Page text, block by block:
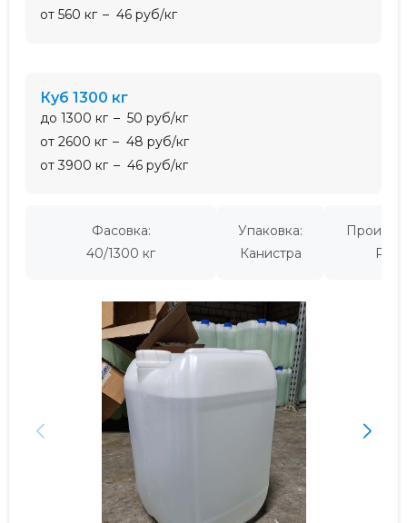
Фасовка:
40/1300 кг
Упаковка:
Канистра
от 560 кг
46 руб/кг
Куб 1300 кг
до 1300 кг
50 руб/кг
от 2600 кг
48 руб/кг
от 3900 кг
46 руб/кг